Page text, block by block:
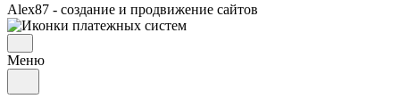
Alex87 - создание и продвижение сайтов
Меню